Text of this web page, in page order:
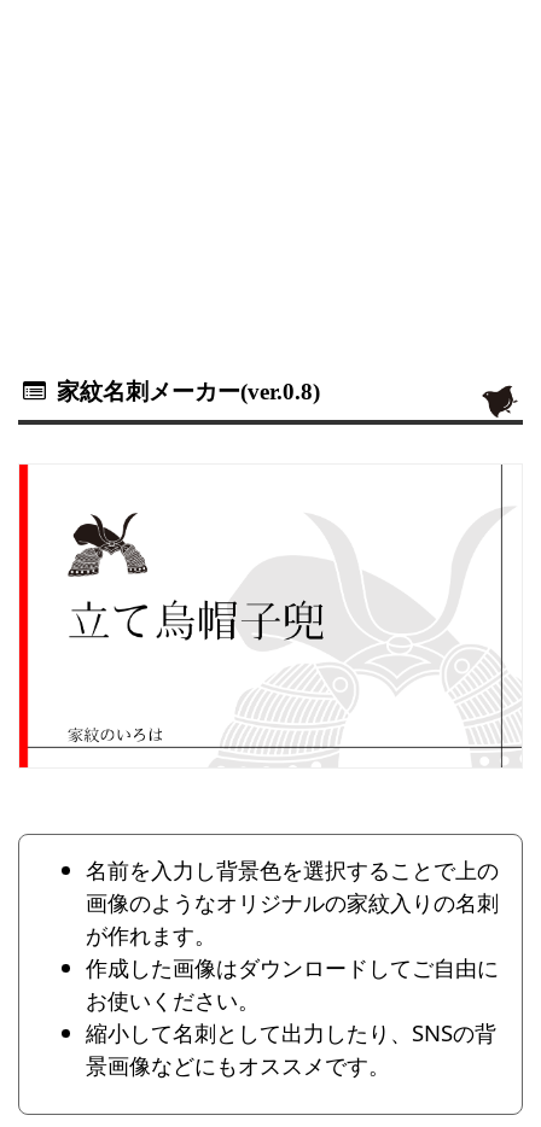
家紋名刺メーカー(ver.0.8)
名前を入力し背景色を選択することで上の
画像のようなオリジナルの家紋入りの名刺
が作れます。
作成した画像はダウンロードしてご自由に
お使いください。
縮小して名刺として出力したり、SNSの背
景画像などにもオススメです。